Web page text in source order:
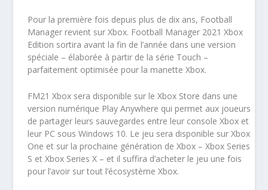
Pour la première fois depuis plus de dix ans, Football
Manager revient sur Xbox. Football Manager 2021 Xbox
Edition sortira avant la fin de l’année dans une version
spéciale – élaborée à partir de la série Touch –
parfaitement optimisée pour la manette Xbox.
FM21 Xbox sera disponible sur le Xbox Store dans une
version numérique Play Anywhere qui permet aux joueurs
de partager leurs sauvegardes entre leur console Xbox et
leur PC sous Windows 10. Le jeu sera disponible sur Xbox
One et sur la prochaine génération de Xbox – Xbox Series
S et Xbox Series X – et il suffira d’acheter le jeu une fois
pour l’avoir sur tout l’écosystème Xbox.